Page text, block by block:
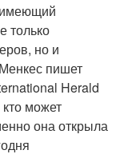
только
но и
пишет
Herald
может
она открыла